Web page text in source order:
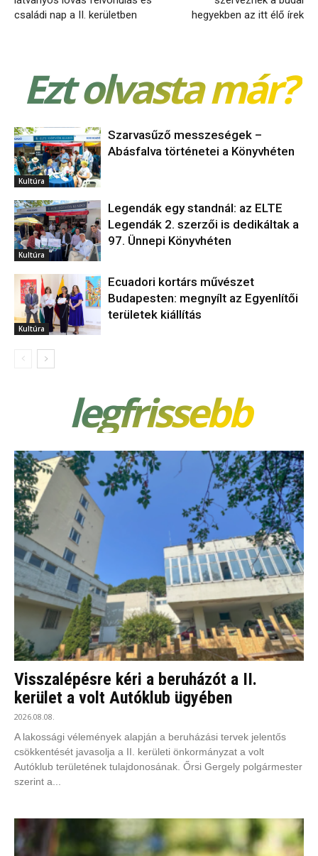
családi nap a II. kerületben
hegyekben az itt élő írek
Ezt olvasta már?
Kultúra
Szarvasűző messzeségek –
Abásfalva történetei a Könyvhéten
Kultúra
Legendák egy standnál: az ELTE
Legendák 2. szerzői is dedikáltak a
97. Ünnepi Könyvhéten
Kultúra
Ecuadori kortárs művészet
Budapesten: megnyílt az Egyenlítői
területek kiállítás
legfrissebb
Visszalépésre kéri a beruházót a II.
kerület a volt Autóklub ügyében
2026.08.08.
A lakossági vélemények alapján a beruházási tervek jelentős
csökkentését javasolja a II. kerületi önkormányzat a volt
Autóklub területének tulajdonosának. Őrsi Gergely polgármester
szerint a...